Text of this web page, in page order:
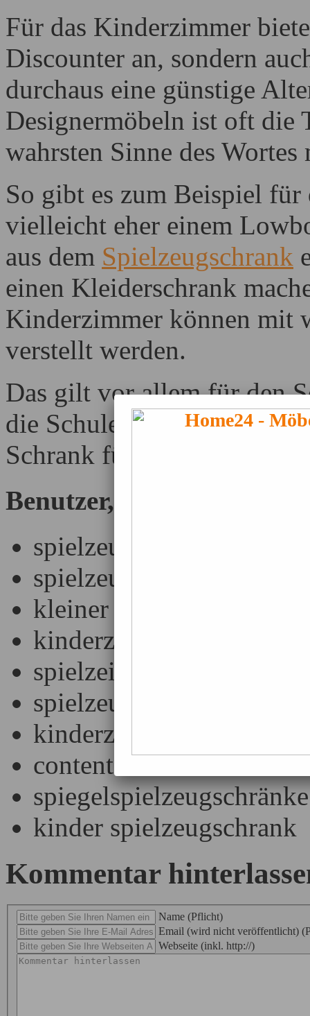
Für das Kinderzimmer
Discounter an, sondern
durchaus eine günstige
Designermöbeln ist oft die
wahrsten Sinne des
So gibt es zum Beispiel
vielleicht eher einem
aus dem Spielzeugschrank
einen Kleiderschrank
Kinderzimmer können mit
verstellt werden.
Das gilt vor allem für den
die Schule, kann der
Schrank für die
Benutzer, die diese Seite
spielzeugschrank
spielzeugschränke
kleiner
kinderzimmerschrank
spielzeigschrank
spielzeugschraenke
kinderzimmer
content
kinder spielzeugschrank
Kommentar
Name (Pflicht)
Email (wird nicht veröffentlicht)
Webseite (inkl. http://)